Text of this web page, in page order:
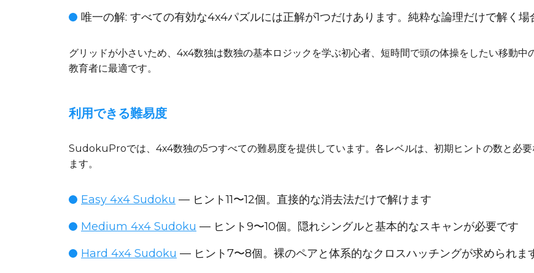
唯一の解: すべての有効な4x4パズルには正解が1つだけあります。純粋な論理だけで解く
グリッドが小さいため、4x4数独は数独の基本ロジックを学ぶ初心者、短時間で頭の体操をしたい移動
教育者に最適です。
利用できる難易度
SudokuProでは、4x4数独の5つすべての難易度を提供しています。各レベルは、初期ヒントの数と必
ます。
Easy 4x4 Sudoku — ヒント11〜12個。直接的な消去法だけで解けます
Medium 4x4 Sudoku — ヒント9〜10個。隠れシングルと基本的なスキャンが必要です
Hard 4x4 Sudoku — ヒント7〜8個。裸のペアと体系的なクロスハッチングが求められま